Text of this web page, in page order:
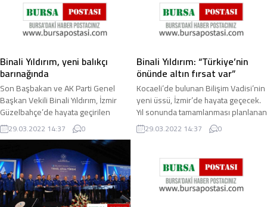
Binali Yıldırım, yeni balıkçı
barınağında
Son Başbakan ve AK Parti Genel
Başkan Vekili Binali Yıldırım, İzmir
Güzelbahçe’de hayata geçirilen
balıkçı barınağını ziyaret ederek
balıkçılarla ...
29.03.2022 14:37 0
Binali Yıldırım: “Türkiye’nin
önünde altın fırsat var”
Kocaeli’de bulunan Bilişim Vadisi’nin
yeni üssü, İzmir’de hayata geçecek.
Yıl sonunda tamamlanması planlanan
proje ile Türkiye’nin iki büyük ...
29.03.2022 14:37 0